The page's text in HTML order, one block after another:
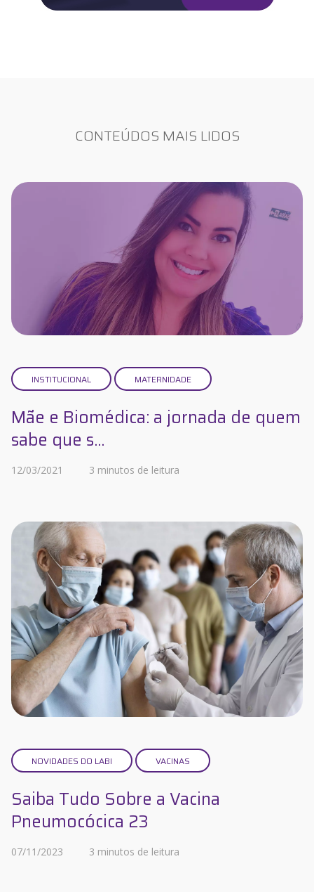
CONTEÚDOS MAIS LIDOS
INSTITUCIONAL MATERNIDADE
Mãe e Biomédica: a jornada de quem
sabe que s...
12/03/2021 3 minutos de leitura
NOVIDADES DO LABI VACINAS
Saiba Tudo Sobre a Vacina
Pneumocócica 23
07/11/2023 3 minutos de leitura